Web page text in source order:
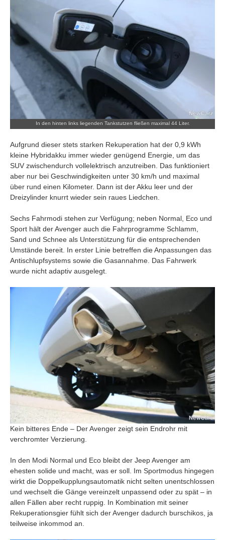
In den hinten links liegenden Tankstutzen fließen maximal 44 Liter.
Aufgrund dieser stets starken Rekuperation hat der 0,9 kWh
kleine Hybridakku immer wieder genügend Energie, um das
SUV zwischendurch vollelektrisch anzutreiben. Das funktioniert
aber nur bei Geschwindigkeiten unter 30 km/h und maximal
über rund einen Kilometer. Dann ist der Akku leer und der
Dreizylinder knurrt wieder sein raues Liedchen.
Sechs Fahrmodi stehen zur Verfügung; neben Normal, Eco und
Sport hält der Avenger auch die Fahrprogramme Schlamm,
Sand und Schnee als Unterstützung für die entsprechenden
Umstände bereit. In erster Linie betreffen die Anpassungen das
Antischlupfsystems sowie die Gasannahme. Das Fahrwerk
wurde nicht adaptiv ausgelegt.
Kein bitteres Ende – Der Avenger zeigt sein Endrohr mit
verchromter Verzierung.
In den Modi Normal und Eco bleibt der Jeep Avenger am
ehesten solide und macht, was er soll. Im Sportmodus hingegen
wirkt die Doppelkupplungsautomatik nicht selten unentschlossen
und wechselt die Gänge vereinzelt unpassend oder zu spät – in
allen Fällen aber recht ruppig. In Kombination mit seiner
Rekuperationsgier fühlt sich der Avenger dadurch burschikos, ja
teilweise inkommod an.